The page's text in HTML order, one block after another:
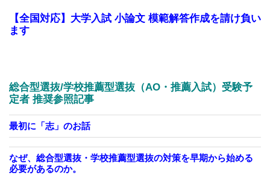
【全国対応】大学入試 小論文 模範解答作成を請け負い
ます
総合型選抜/学校推薦型選抜（AO・推薦入試）受験予
定者 推奨参照記事
最初に「志」のお話
なぜ、総合型選抜・学校推薦型選抜の対策を早期から始める
必要があるのか。